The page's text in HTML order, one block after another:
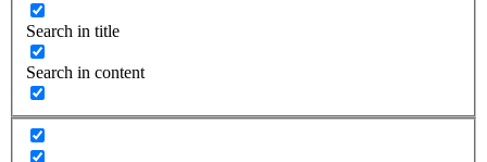
Search in title
Search in content